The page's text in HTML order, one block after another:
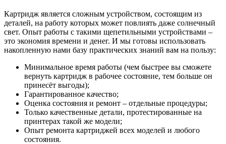
Картридж является сложным устройством, состоящим из
деталей, на работу которых может повлиять даже солнечный
свет. Опыт работы с такими щепетильными устройствами –
это экономия времени и денег. И мы готовы использовать
накопленную нами базу практических знаний вам на пользу:
Минимальное время работы (чем быстрее вы сможете
вернуть картридж в рабочее состояние, тем больше он
принесёт выгоды);
Гарантированное качество;
Оценка состояния и ремонт – отдельные процедуры;
Только качественные детали, протестированные на
принтерах такой же модели;
Опыт ремонта картриджей всех моделей и любого
состояния.